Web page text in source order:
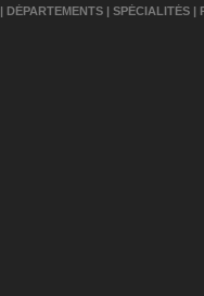
| DÉPARTEMENTS | SPÉCIALITÉS |